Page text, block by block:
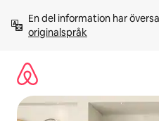
innehåll
En del information har
originalspråk